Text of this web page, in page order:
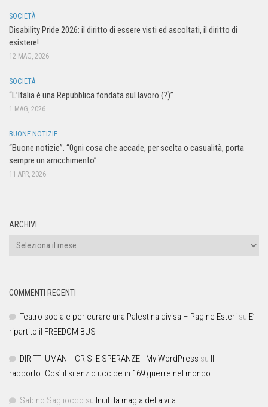
SOCIETÀ
Disability Pride 2026: il diritto di essere visti ed ascoltati, il diritto di
esistere!
12 MAG, 2026
SOCIETÀ
“L’Italia è una Repubblica fondata sul lavoro (?)”
1 MAG, 2026
BUONE NOTIZIE
“Buone notizie”. “0gni cosa che accade, per scelta o casualità, porta
sempre un arricchimento”
11 APR, 2026
ARCHIVI
COMMENTI RECENTI
Teatro sociale per curare una Palestina divisa – Pagine Esteri su E’
ripartito il FREEDOM BUS
DIRITTI UMANI - CRISI E SPERANZE - My WordPress su Il
rapporto. Così il silenzio uccide in 169 guerre nel mondo
Sabino Sagliocco su Inuit: la magia della vita